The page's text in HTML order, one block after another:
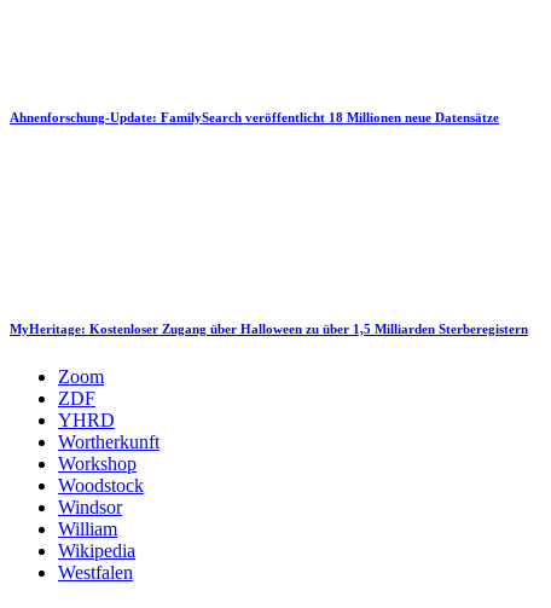
Ahnenforschung-Update: FamilySearch veröffentlicht 18 Millionen neue Datensätze
MyHeritage: Kostenloser Zugang über Halloween zu über 1,5 Milliarden Sterberegistern
Zoom
ZDF
YHRD
Wortherkunft
Workshop
Woodstock
Windsor
William
Wikipedia
Westfalen